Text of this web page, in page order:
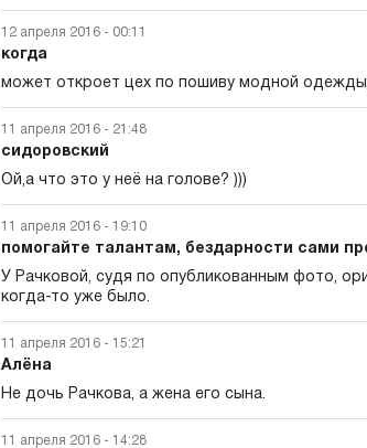
12 апреля 2016 - 00:11
когда
может откроет цех по пошиву модной
11 апреля 2016 - 21:48
сидоровский
Ой,а что это у неё на голове? )))
11 апреля 2016 - 19:10
помогайте талантам, бездарности сами
У Рачковой, судя по опубликованным фото,
когда-то уже было.
11 апреля 2016 - 15:21
Алёна
Не дочь Рачкова, а жена его сына.
11 апреля 2016 - 14:28